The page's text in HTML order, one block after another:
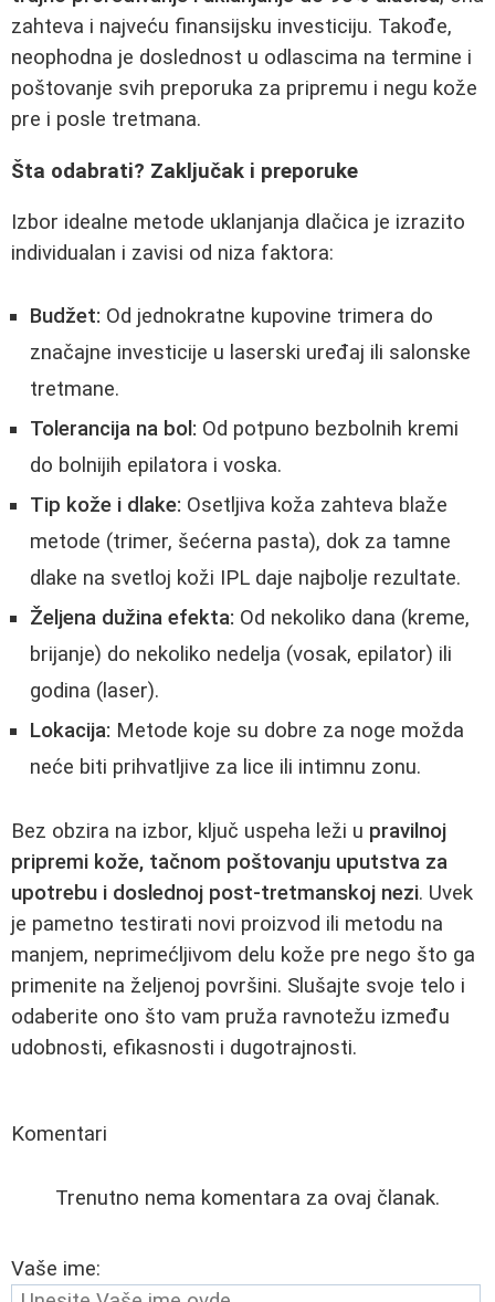
zahteva i najveću finansijsku investiciju. Takođe,
neophodna je doslednost u odlascima na termine i
poštovanje svih preporuka za pripremu i negu kože
pre i posle tretmana.
Šta odabrati? Zaključak i preporuke
Izbor idealne metode uklanjanja dlačica je izrazito
individualan i zavisi od niza faktora:
Budžet: Od jednokratne kupovine trimera do
značajne investicije u laserski uređaj ili salonske
tretmane.
Tolerancija na bol: Od potpuno bezbolnih kremi
do bolnijih epilatora i voska.
Tip kože i dlake: Osetljiva koža zahteva blaže
metode (trimer, šećerna pasta), dok za tamne
dlake na svetloj koži IPL daje najbolje rezultate.
Željena dužina efekta: Od nekoliko dana (kreme,
brijanje) do nekoliko nedelja (vosak, epilator) ili
godina (laser).
Lokacija: Metode koje su dobre za noge možda
neće biti prihvatljive za lice ili intimnu zonu.
Bez obzira na izbor, ključ uspeha leži u pravilnoj
pripremi kože, tačnom poštovanju uputstva za
upotrebu i doslednoj post-tretmanskoj nezi. Uvek
je pametno testirati novi proizvod ili metodu na
manjem, neprimećljivom delu kože pre nego što ga
primenite na željenoj površini. Slušajte svoje telo i
odaberite ono što vam pruža ravnotežu između
udobnosti, efikasnosti i dugotrajnosti.
Komentari
Trenutno nema komentara za ovaj članak.
Vaše ime: